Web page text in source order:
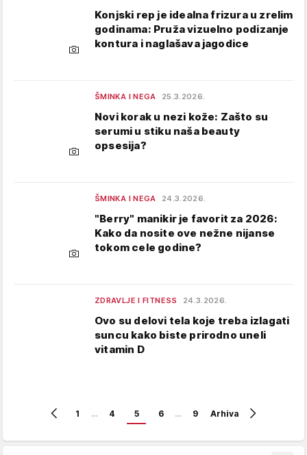
Konjski rep je idealna frizura u zrelim
godinama: Pruža vizuelno podizanje
kontura i naglašava jagodice
ŠMINKA I NEGA 25.3.2026.
Novi korak u nezi kože: Zašto su
serumi u stiku naša beauty
opsesija?
ŠMINKA I NEGA 24.3.2026.
"Berry" manikir je favorit za 2026:
Kako da nosite ove nežne nijanse
tokom cele godine?
ZDRAVLJE I FITNESS 24.3.2026.
Ovo su delovi tela koje treba izlagati
suncu kako biste prirodno uneli
vitamin D
1 … 4 5 6 … 9 Arhiva